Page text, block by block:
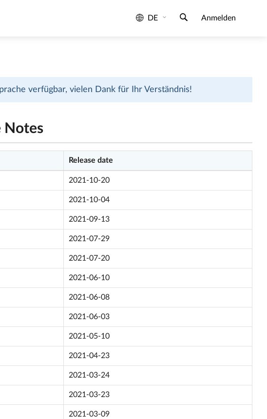
DE Anmelden
verfügbar, vielen Dank für Ihr Verständnis!
Notes
Release date
2021-10-20
2021-10-04
2021-09-13
2021-07-29
2021-07-20
2021-06-10
2021-06-08
2021-06-03
2021-05-10
2021-04-23
2021-03-24
2021-03-23
2021-03-09